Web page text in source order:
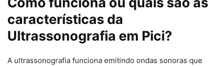
características da
Ultrassonografia em Pici?
A ultrassonografia funciona emitindo ondas sonoras que